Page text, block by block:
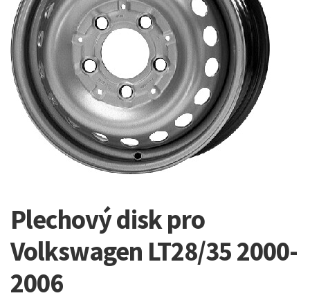
Plechový disk pro
Volkswagen LT28/35 2000-
2006